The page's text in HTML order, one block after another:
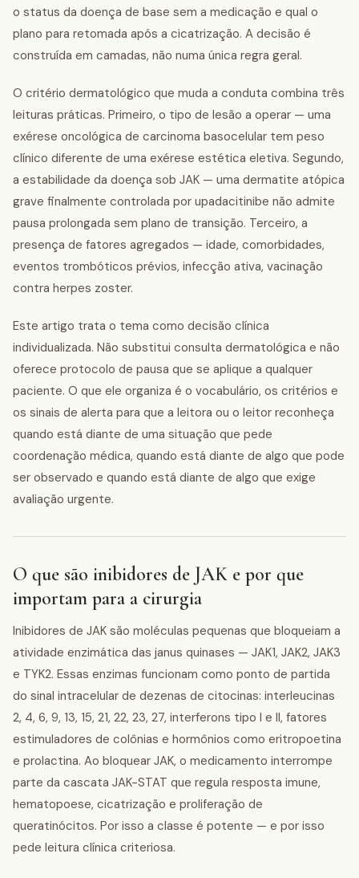
o status da doença de base sem a medicação e qual o
plano para retomada após a cicatrização. A decisão é
construída em camadas, não numa única regra geral.
O critério dermatológico que muda a conduta combina três
leituras práticas. Primeiro, o tipo de lesão a operar — uma
exérese oncológica de carcinoma basocelular tem peso
clínico diferente de uma exérese estética eletiva. Segundo,
a estabilidade da doença sob JAK — uma dermatite atópica
grave finalmente controlada por upadacitinibe não admite
pausa prolongada sem plano de transição. Terceiro, a
presença de fatores agregados — idade, comorbidades,
eventos trombóticos prévios, infecção ativa, vacinação
contra herpes zoster.
Este artigo trata o tema como decisão clínica
individualizada. Não substitui consulta dermatológica e não
oferece protocolo de pausa que se aplique a qualquer
paciente. O que ele organiza é o vocabulário, os critérios e
os sinais de alerta para que a leitora ou o leitor reconheça
quando está diante de uma situação que pede
coordenação médica, quando está diante de algo que pode
ser observado e quando está diante de algo que exige
avaliação urgente.
O que são inibidores de JAK e por que
importam para a cirurgia
Inibidores de JAK são moléculas pequenas que bloqueiam a
atividade enzimática das janus quinases — JAK1, JAK2, JAK3
e TYK2. Essas enzimas funcionam como ponto de partida
do sinal intracelular de dezenas de citocinas: interleucinas
2, 4, 6, 9, 13, 15, 21, 22, 23, 27, interferons tipo I e II, fatores
estimuladores de colônias e hormônios como eritropoetina
e prolactina. Ao bloquear JAK, o medicamento interrompe
parte da cascata JAK-STAT que regula resposta imune,
hematopoese, cicatrização e proliferação de
queratinócitos. Por isso a classe é potente — e por isso
pede leitura clínica criteriosa.